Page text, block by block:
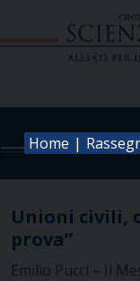
Home |
Unioni civili,
prova”
Emilio Pucci – Il